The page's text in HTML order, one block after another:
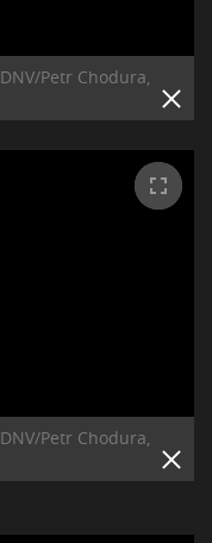
DNV/Petr Chodura,
DNV/Petr Chodura,